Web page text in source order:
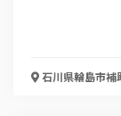
石川県輪島市補